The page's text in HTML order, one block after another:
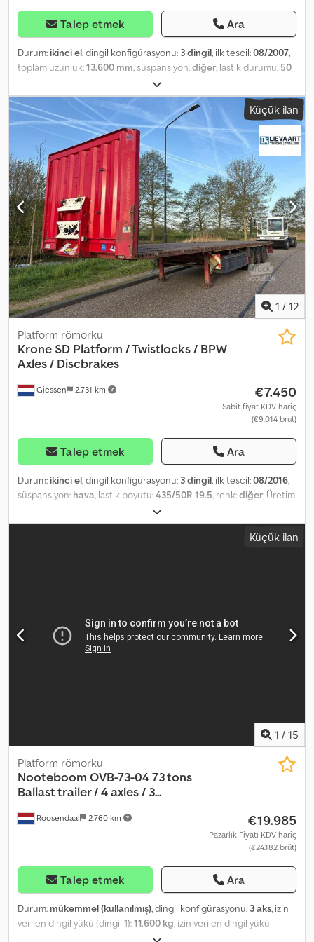
Talep etmek Ara
Durum: ikinci el, dingil konfigürasyonu: 3 dingil, ilk tescil:08/2007,
toplam uzunluk:13.600 mm, süspansiyon:diğer, lastik durumu: 50
2007
Seçenekler ve Aksesuarlar = Diğer - Ahşap zemin - Kampana
frenler Diğer - Hava süspansiyonu = Ek Bilgiler = Lastik diş derinliği:
%50 Frenler: Kampana frenler Chedpfx Akezab R Asrsa Genel
durum: ortalama Teknik durum: ortalama Görsel durum: ortalama
Küçük ilan
1 / 12
Giessen 2.731 km
Platform römorku
Krone SD Platform / Twistlocks / BPW
Axles / Discbrakes
€7.450
Sabit fiyat KDV hariç
(€9.014 brüt)
Talep etmek Ara
Durum: ikinci el, dingil konfigürasyonu: 3 dingil, ilk tescil:08/2016,
süspansiyon: hava, lastik boyutu:435/50R 19.5, renk:diğer, Üretim
, = Diğer Seçenekler ve Aksesuarlar =
Diğer - Hava süspansiyonu Diğer - Disk frenler Chodpfx
Aoyzypuokroa = Ek Bilgiler = Lastik ölçüsü: 435/50R 19.5 AksKüçük ilan
1 / 15
Roosendaal 2.760 km
Platform römorku
Nooteboom OVB-73-04 73 tons
Ballast trailer / 4 axles / 3...
€19.985
Pazarlık Fiyatı KDV hariç
(€24.182 brüt)
Talep etmek Ara
Durum: mükemmel (kullanılmış), dingil konfigürasyonu: 3 aks, izin
verilen dingil yükü (dingil 1):11.600 kg, izin verilen dingil yükü
, izin verilen aks yükü (aks 3):